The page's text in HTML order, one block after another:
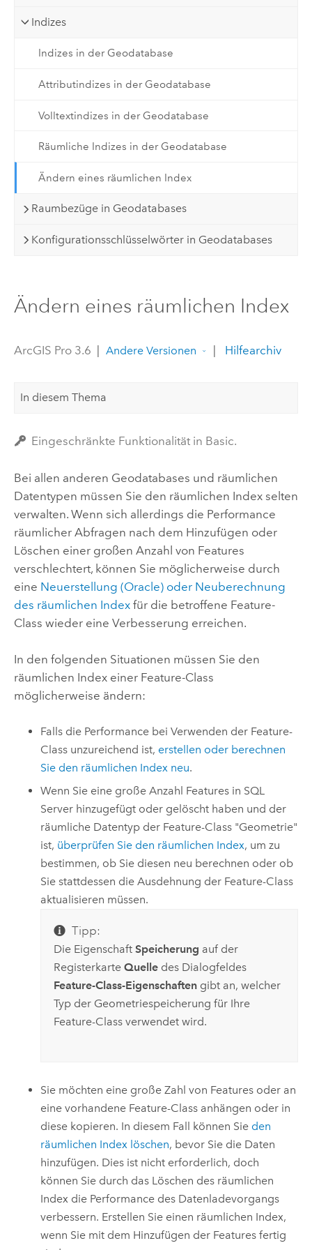
Indizes
Indizes in der Geodatabase
Attributindizes in der Geodatabase
Volltextindizes in der Geodatabase
Räumliche Indizes in der Geodatabase
Ändern eines räumlichen Index
Raumbezüge in Geodatabases
Konfigurationsschlüsselwörter in Geodatabases
Ändern eines räumlichen Index
ArcGIS Pro 3.6 | Andere Versionen | Hilfearchiv
In diesem Thema
Eingeschränkte Funktionalität in Basic.
Bei allen anderen Geodatabases und räumlichen
Datentypen müssen Sie den räumlichen Index selten
verwalten. Wenn sich allerdings die Performance
räumlicher Abfragen nach dem Hinzufügen oder
Löschen einer großen Anzahl von Features
verschlechtert, können Sie möglicherweise durch
eine Neuerstellung (Oracle) oder Neuberechnung
des räumlichen Indexfür die betroffene Feature-
Class wieder eine Verbesserung erreichen.
In den folgenden Situationen müssen Sie den
räumlichen Index einer Feature-Class
möglicherweise ändern:
Falls die Performance bei Verwenden der Feature-
Class unzureichend ist, erstellen oder berechnen
Sie den räumlichen Index neu.
Wenn Sie eine große Anzahl Features in SQL
Server hinzugefügt oder gelöscht haben und der
räumliche Datentyp der Feature-Class "Geometrie"
ist, überprüfen Sie den räumlichen Index, um zu
bestimmen, ob Sie diesen neu berechnen oder ob
Sie stattdessen die Ausdehnung der Feature-Class
aktualisieren müssen.
Tipp:
Die Eigenschaft Speicherung auf der
Registerkarte Quelledes Dialogfeldes
Feature-Class-Eigenschaftengibt an, welcher
Typ der Geometriespeicherung für Ihre
Feature-Class verwendet wird.
Sie möchten eine große Zahl von Features oder an
eine vorhandene Feature-Class anhängen oder in
diese kopieren. In diesem Fall können Sie den
räumlichen Index löschen, bevor Sie die Daten
hinzufügen. Dies ist nicht erforderlich, doch
können Sie durch das Löschen des räumlichen
Index die Performance des Datenladevorgangs
verbessern. Erstellen Sie einen räumlichen Index,
wenn Sie mit dem Hinzufügen der Features fertig